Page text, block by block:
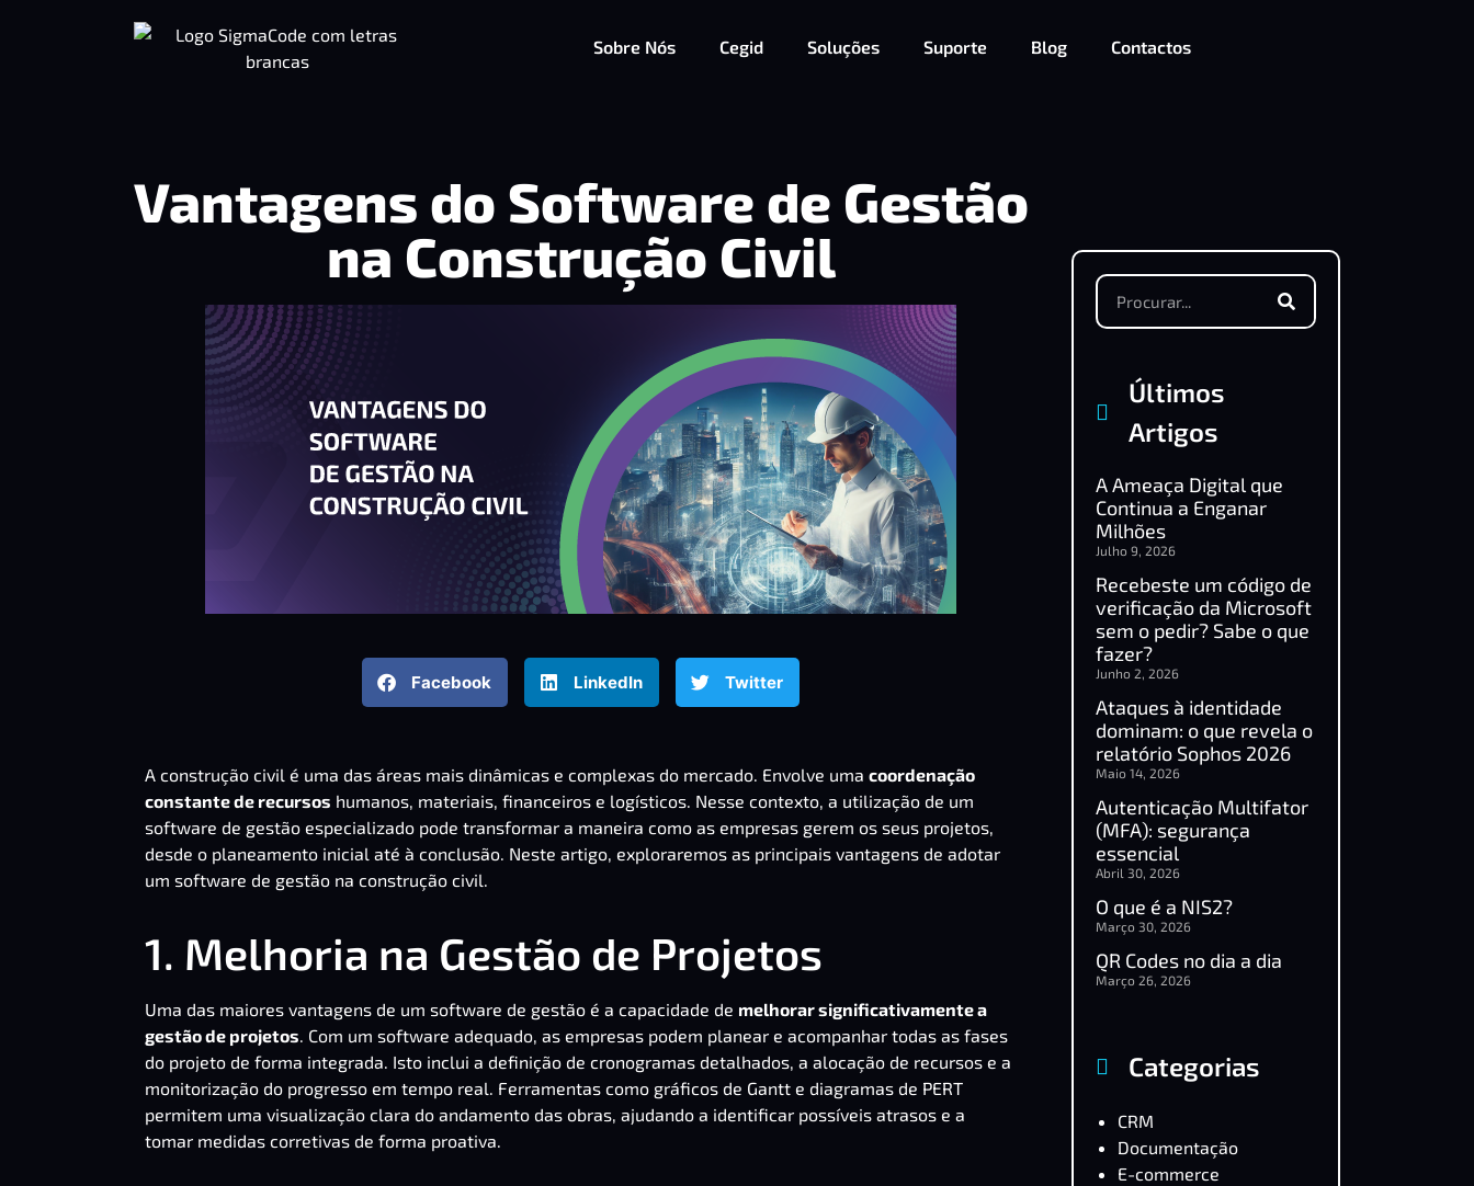
Sobre Nós Cegid Soluções Suporte Blog Contactos
Vantagens do Software de Gestão
na Construção Civil
Facebook LinkedIn Twitter
A construção civil é uma das áreas mais dinâmicas e complexas do mercado. Envolve uma coordenação
constante de recursos humanos, materiais, financeiros e logísticos. Nesse contexto, a utilização de um
software de gestão especializado pode transformar a maneira como as empresas gerem os seus projetos,
desde o planeamento inicial até à conclusão. Neste artigo, exploraremos as principais vantagens de adotar
um software de gestão na construção civil.
1. Melhoria na Gestão de Projetos
Uma das maiores vantagens de um software de gestão é a capacidade de melhorar significativamente a
gestão de projetos. Com um software adequado, as empresas podem planear e acompanhar todas as fases
do projeto de forma integrada. Isto inclui a definição de cronogramas detalhados, a alocação de recursos e a
monitorização do progresso em tempo real. Ferramentas como gráficos de Gantt e diagramas de PERT
permitem uma visualização clara do andamento das obras, ajudando a identificar possíveis atrasos e a
tomar medidas corretivas de forma proativa.
Últimos
Artigos
A Ameaça Digital que
Continua a Enganar
Milhões
Julho 9, 2026
Recebeste um código de
verificação da Microsoft
sem o pedir? Sabe o que
fazer?
Junho 2, 2026
Ataques à identidade
dominam: o que revela o
relatório Sophos 2026
Maio 14, 2026
Autenticação Multifator
(MFA): segurança
essencial
Abril 30, 2026
O que é a NIS2?
Março 30, 2026
QR Codes no dia a dia
Março 26, 2026
Categorias
CRM
Documentação
E-commerce